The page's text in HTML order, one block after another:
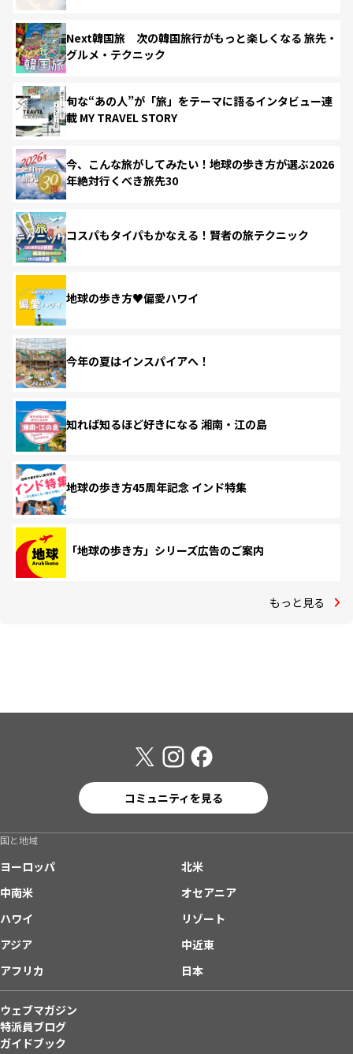
Next韓国旅 次の韓国旅行がもっと楽しくなる 旅先・
グルメ・テクニック
旬な“あの人”が「旅」をテーマに語るインタビュー連
載 MY TRAVEL STORY
今、こんな旅がしてみたい！地球の歩き方が選ぶ2026
年絶対行くべき旅先30
コスパもタイパもかなえる！賢者の旅テクニック
地球の歩き方♥偏愛ハワイ
今年の夏はインスパイアへ！
知れば知るほど好きになる 湘南・江の島
地球の歩き方45周年記念 インド特集
「地球の歩き方」シリーズ広告のご案内
もっと見る
コミュニティを見る
国と地域
ヨーロッパ
北米
中南米
オセアニア
ハワイ
リゾート
アジア
中近東
アフリカ
日本
ウェブマガジン
特派員ブログ
ガイドブック